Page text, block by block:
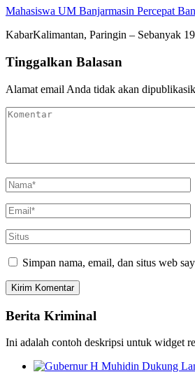
Mahasiswa UM Banjarmasin Percepat
KabarKalimantan, Paringin – Sebanyak
Tinggalkan Balasan
Alamat email Anda tidak akan
Simpan nama, email, dan situs web
Berita Kriminal
Ini adalah contoh deskripsi untuk widget